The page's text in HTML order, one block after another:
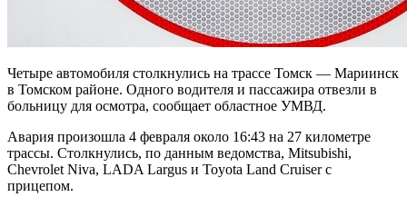
Четыре автомобиля столкнулись на трассе Томск — Мариинск
в Томском районе. Одного водителя и пассажира отвезли в
больницу для осмотра, сообщает областное УМВД.
Авария произошла 4 февраля около 16:43 на 27 километре
трассы. Столкнулись, по данным ведомства, Mitsubishi,
Chevrolet Niva, LADA Largus и Toyota Land Cruiser с
прицепом.